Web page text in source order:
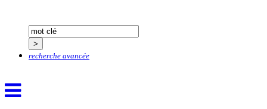
recherche avancée
Garde François
Gaullier Tanneguy
Gemme Pierre